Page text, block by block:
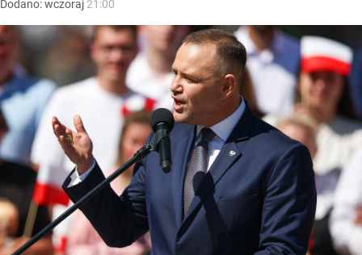
Dodano:wczoraj 21:00